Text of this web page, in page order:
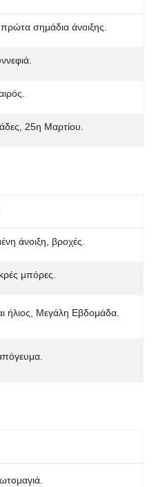
σημάδια άνοιξης.
25η Μαρτίου.
άνοιξη, βροχές.
μπόρες.
ήλιος, Μεγάλη Εβδομάδα.
.